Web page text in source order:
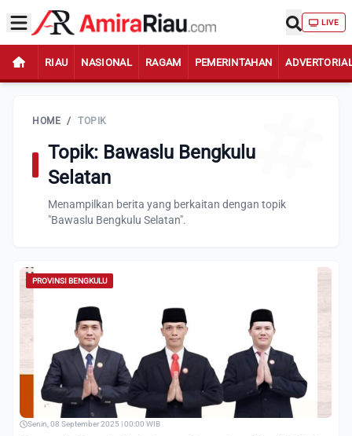
LIVE
RIAU NASIONAL RAGAM PEMERINTAHAN
HOME / TOPIK
Topik: Bawaslu Bengkulu
Selatan
Menampilkan berita yang berkaitan dengan topik
"Bawaslu Bengkulu Selatan".
PROVINSI BENGKULU
Senin, 08 September 2025 | 00:00 WIB